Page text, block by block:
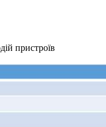
пристроїв